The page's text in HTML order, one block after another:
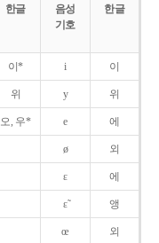
한글
음성
기호
한글
이* i 이
위 y 위
오, 우* e 에
ø 외
ɛ 에
ɛ̃ 앵
œ 외